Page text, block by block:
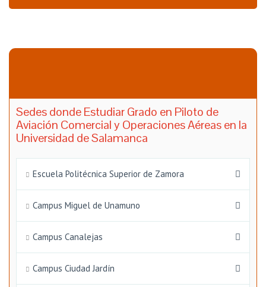
Sedes donde Estudiar Grado en Piloto de
Aviación Comercial y Operaciones Aéreas en la
Universidad de Salamanca
Escuela Politécnica Superior de Zamora
Campus Miguel de Unamuno
Campus Canalejas
Campus Ciudad Jardín